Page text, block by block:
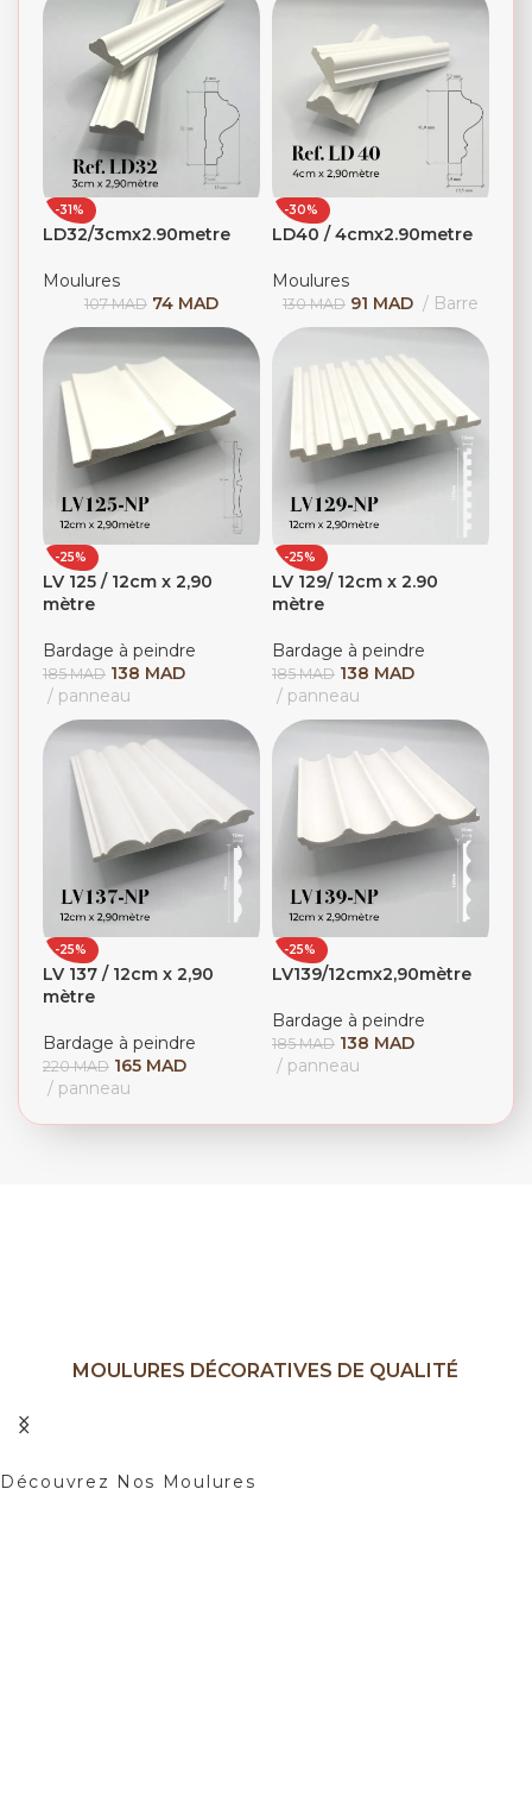
-31%
LD32/3cmx2.90metre
Moulures
107MAD 74 MAD
-30%
LD40 / 4cmx2.90metre
Moulures
130MAD 91 MAD Barre
-25%
LV 125 / 12cm x 2,90
mètre
Bardage à peindre
185MAD 138 MAD
panneau
-25%
LV 129/ 12cm x 2.90
mètre
Bardage à peindre
185MAD 138 MAD
panneau
-25%
LV 137 / 12cm x 2,90
mètre
Bardage à peindre
220MAD 165 MAD
panneau
-25%
LV139/12cmx2,90mètre
Bardage à peindre
185MAD 138 MAD
panneau
MOULURES DÉCORATIVES DE QUALITÉ
Découvrez Nos Moulures